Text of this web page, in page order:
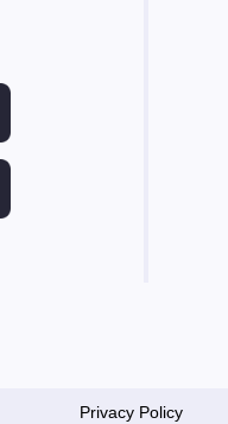
Privacy Policy